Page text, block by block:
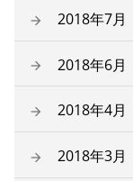
2018年7月
2018年6月
2018年4月
2018年3月